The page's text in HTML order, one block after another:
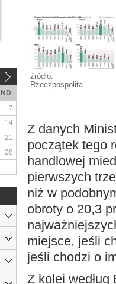
źródło:
Rzeczpospolita
Z danych
początek tego
handlowej
pierwszych
niż w
obroty o 20,3
miejsce, jeśli
jeśli chodzi o
Z kolei
ND
7
14
21
28